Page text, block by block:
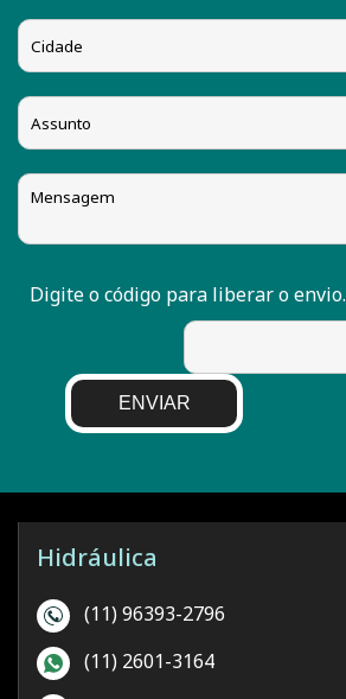
Digite o código para liberar o envio.
ENVIAR
Hidráulica
(11) 96393-2796
(11) 2601-3164